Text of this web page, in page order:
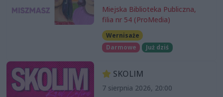
Miejska Biblioteka Publiczna,
filia nr 54 (ProMedia)
Wernisaże
Darmowe
Już dziś
SKOLIM
7 sierpnia 2026, 20:00